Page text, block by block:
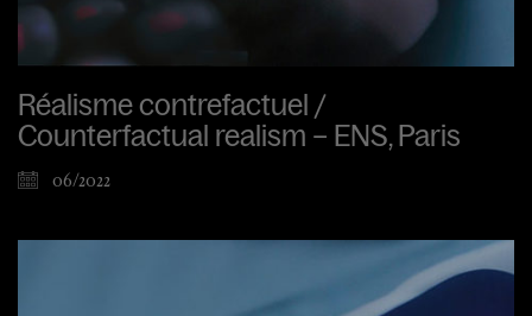
Réalisme contrefactuel /
Counterfactual realism – ENS, Paris
06/2022